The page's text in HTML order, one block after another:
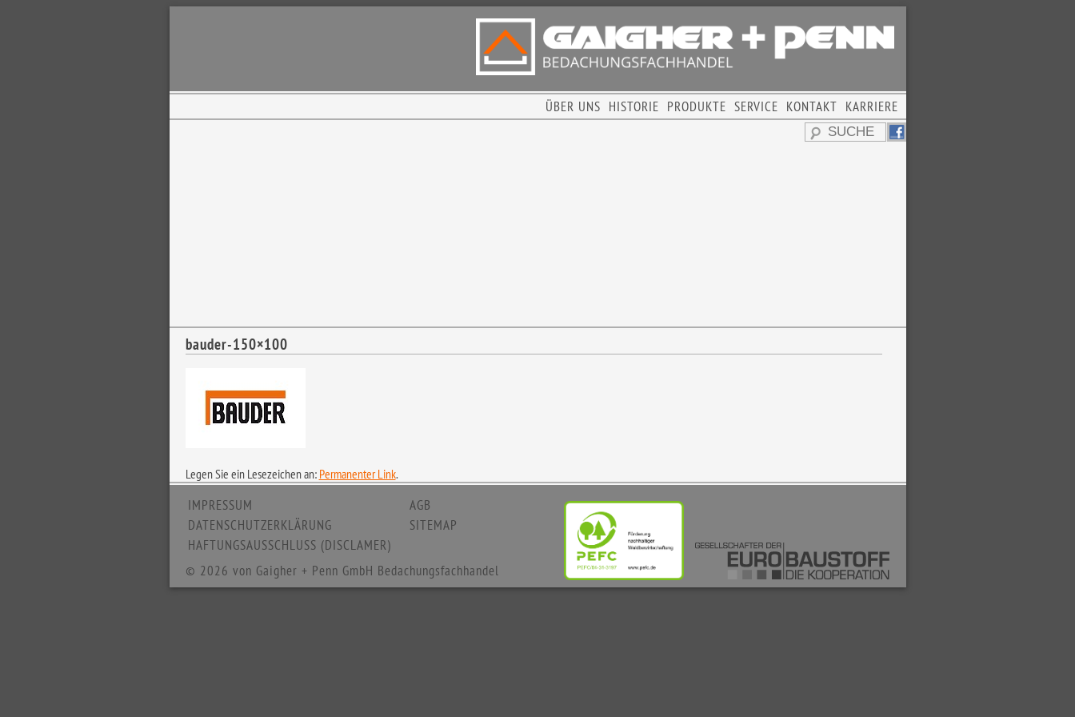
KARRIERE
KONTAKT
SERVICE
PRODUKTE
HISTORIE
ÜBER UNS
bauder-150×100
Legen Sie ein Lesezeichen an: Permanenter Link.
IMPRESSUM
DATENSCHUTZERKLÄRUNG
HAFTUNGSAUSSCHLUSS (DISCLAMER)
AGB
SITEMAP
© 2026 von Gaigher + Penn GmbH Bedachungsfachhandel